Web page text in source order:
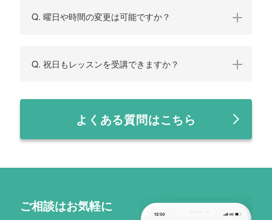
Q. 曜日や時間の変更は可能ですか？
Q. 祝日もレッスンを受講できますか？
よくある質問はこちら
ご相談はお気軽に